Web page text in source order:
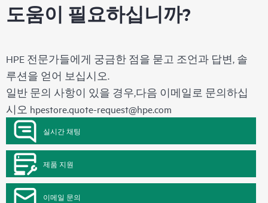
도움이 필요하십니까?
HPE 전문가들에게 궁금한 점을 묻고 조언과 답변, 솔
루션을 얻어 보십시오.
일반 문의 사항이 있을 경우,다음 이메일로 문의하십
시오 hpestore.quote-request@hpe.com
실시간 채팅
제품 지원
이메일 문의